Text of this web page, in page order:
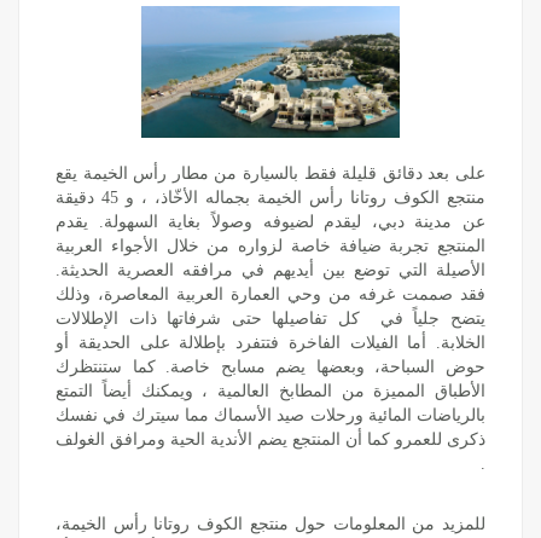
على بعد دقائق ‏قليلة فقط بالسيارة من مطار رأس الخيمة يقع
منتجع الكوف روتانا رأس الخيمة بجماله الأخّاذ، ، و 45 دقيقة
عن مدينة ‏دبي، ليقدم لضيوفه وصولاً بغاية السهولة. يقدم
المنتجع تجربة ضيافة خاصة لزواره من خلال الأجواء العربية
الأصيلة التي توضع بين أيديهم في مرافقه العصرية الحديثة.
فقد صممت غرفه من وحي العمارة العربية المعاصرة، وذلك
يتضح جلياً في ‏ كل تفاصيلها حتى شرفاتها ذات الإطلالات
الخلابة. أما الفيلات الفاخرة فتتفرد بإطلالة على الحديقة أو
حوض السباحة، ‏وبعضها يضم مسابح خاصة. كما ستنتظرك
الأطباق المميزة من المطابخ العالمية ، ويمكنك أيضاً التمتع
بالرياضات المائية ورحلات صيد الأسماك مما سيترك في نفسك
ذكرى للعمرو كما أن المنتجع يضم الأندية الحية ومرافق الغولف
.
للمزيد من المعلومات حول منتجع الكوف روتانا ‏رأس الخيمة،